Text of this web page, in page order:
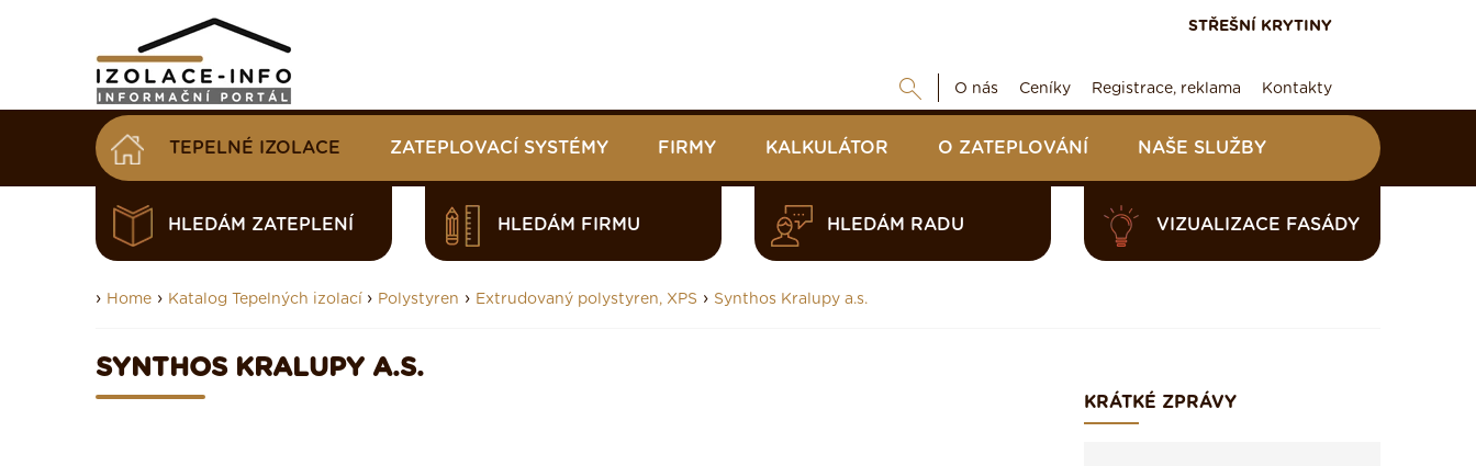
STŘEŠNÍ KRYTINY
O nás Ceníky Registrace, reklama Kontakty
TEPELNÉ IZOLACE ZATEPLOVACÍ SYSTÉMY FIRMY KALKULÁTOR O ZATEPLOVÁNÍ NAŠE SLUŽBY
HLEDÁM ZATEPLENÍ HLEDÁM FIRMU HLEDÁM RADU VIZUALIZACE FASÁDY
› Home › Katalog Tepelných izolací › Polystyren › Extrudovaný polystyren, XPS › Synthos Kralupy a.s.
SYNTHOS KRALUPY A.S.
KRÁTKÉ ZPRÁVY